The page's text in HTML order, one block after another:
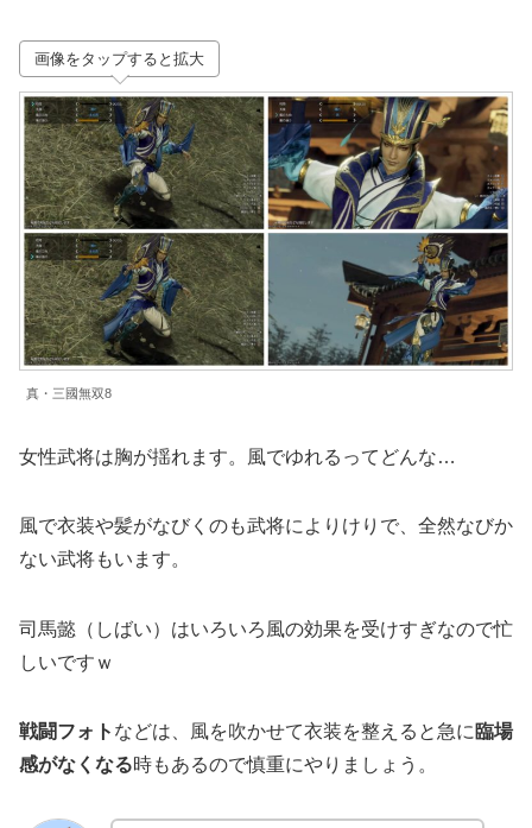
画像をタップすると拡大
真・三國無双8
女性武将は胸が揺れます。風でゆれるってどんな…
風で衣装や髪がなびくのも武将によりけりで、全然なびか
ない武将もいます。
司馬懿（しばい）はいろいろ風の効果を受けすぎなので忙
しいですｗ
戦闘フォト などは、風を吹かせて衣装を整えると急に 臨場
感がなくなる時もあるので慎重にやりましょう。